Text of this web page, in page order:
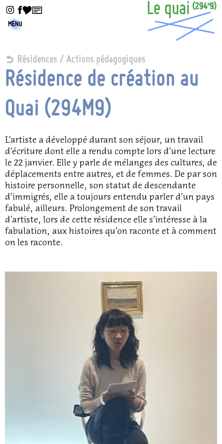
MENU
Résidences / Actions pédagogiques
Résidence de création au
Quai (294M9)
L’artiste a développé durant son séjour, un travail
d’écriture dont elle a rendu compte lors d’une lecture
le 22 janvier. Elle y parle de mélanges des cultures, de
déplacements entre autres, et de femmes. De par son
histoire personnelle, son statut de descendante
d’immigrés, elle a toujours entendu parler d’un pays
fabulé, ailleurs. Prolongement de son travail
d’artiste, lors de cette résidence elle s’intéresse à la
fabulation, aux histoires qu’on raconte et à comment
on les raconte.